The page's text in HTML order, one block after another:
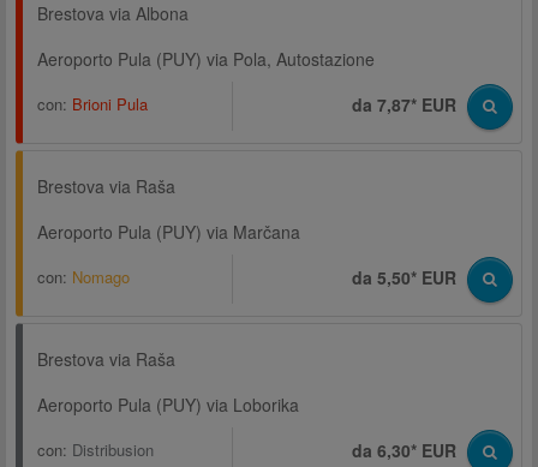
Brestova via Albona
Aeroporto Pula (PUY) via Pola, Autostazione
con: Brioni Pula da 7,87* EUR
Brestova via Raša
Aeroporto Pula (PUY) via Marčana
con: Nomago da 5,50* EUR
Brestova via Raša
Aeroporto Pula (PUY) via Loborika
con: Distribusion da 6,30* EUR